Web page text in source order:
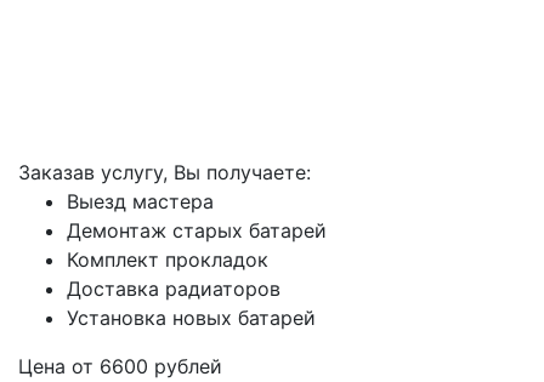
Заказав услугу, Вы получаете:
Выезд мастера
Демонтаж старых батарей
Комплект прокладок
Доставка радиаторов
Установка новых батарей
Цена от 6600 рублей